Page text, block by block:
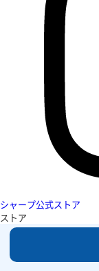
シャープ公式ストア
ストア